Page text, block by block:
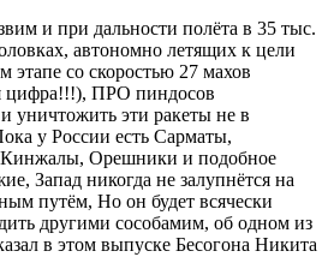
и при дальности полёта в 35 тыс.
автономно летящих к цели
этапе со скоростью 27 махов
цифра!!!), ПРО пиндосов
уничтожить эти ракеты не в
у России есть Сарматы,
Орешники и подобное
Запад никогда не залупнётся на
путём, Но он будет всячески
другими сособамим, об одном из
в этом выпуске Бесогона Никита